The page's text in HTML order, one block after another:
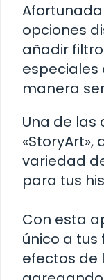
opciones
añadir
especiales
manera
Una de las
variedad
para tus
Con esta
único a tus
efectos de